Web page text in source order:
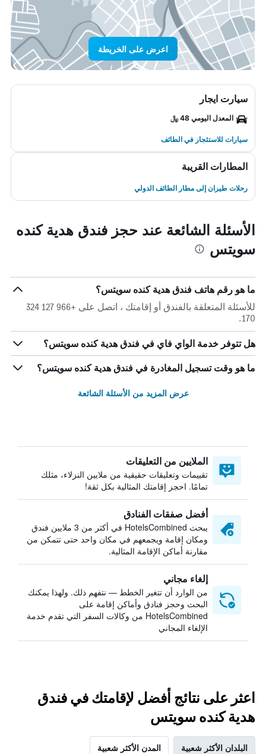
اعرض على الخريطة
سيارت ايجار
المعدل اليومي 48 ﷼
سيارات للاستئجار في الطائف
المطارات القريبة
رحلات طيران إلى مطار الطائف الدولي
الأسئلة الشائعة عند حجز فندق هدية كنده
سويتس
ما هو رقم هاتف فندق هدية كنده سويتس؟
للأسئلة المتعلقة بالفندق أو إقامتك ، اتصل على +966 127 324
170.
هل تتوفر خدمة الواي فاي في فندق هدية كنده سويتس؟
ما هو وقت تسجيل المغادرة في فندق هدية كنده سويتس؟
عرض المزيد من الأسئلة الشائعة
الملايين من التعليقات
تقييمات وتعليقات حقيقية من ملايين النزلاء، مثلك
تمامًا. احجز إقامتك المثالية بكل ثقة!
أفضل صفقات الفنادق
يبحث HotelsCombined في أكثر من 3 ملايين فندق
ومكان إقامة ويجمعهم في مكان واحد حتى تتمكن من
مقارنة أماكن الإقامة المثالية.
إلغاء مجاني
من الوارد أن تتغير الخطط — نتفهم ذلك. ولهذا يمكنك
البحث وحجز فنادق وأماكن إقامة على
HotelsCombined من وكالات السفر التي تقدم خدمة
الإلغاء المجاني
اعثر على نتائج أفضل لإقامتك في فندق
هدية كنده سويتس
البلدان الأكثر شعبية المدن الأكثر شعبية